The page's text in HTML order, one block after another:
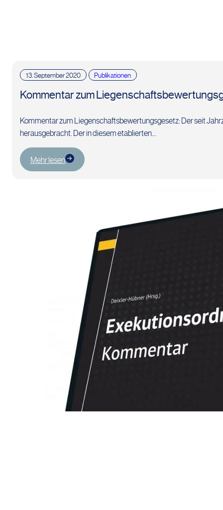
13. September 2020 Publikationen
Kommentar zum
Kommentar zum Liegenschaftsbewertungsgesetz: Der seit
herausgebracht. Der in diesem etablierten…
Mehr lesen